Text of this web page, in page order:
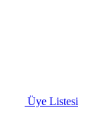
Üye Listesi